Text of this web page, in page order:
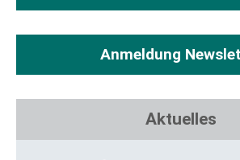
Anmeldung
Aktuelles